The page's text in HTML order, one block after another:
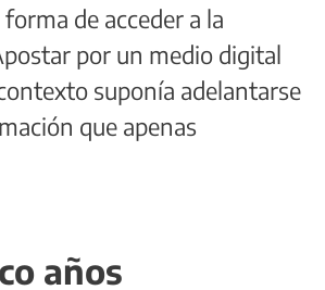
de acceder a la
por un medio digital
suponía adelantarse
que apenas
años